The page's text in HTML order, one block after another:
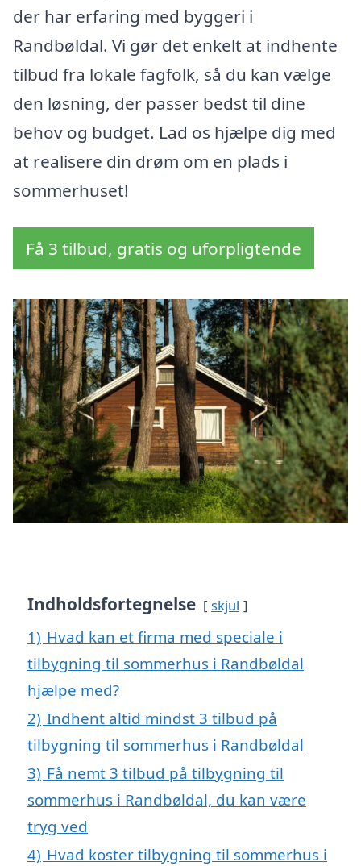
der har erfaring med byggeri i
Randbøldal. Vi gør det enkelt at indhente
tilbud fra lokale fagfolk, så du kan vælge
den løsning, der passer bedst til dine
behov og budget. Lad os hjælpe dig med
at realisere din drøm om en plads i
sommerhuset!
Få 3 tilbud, gratis og uforpligtende
Indholdsfortegnelse skjul
1) Hvad kan et firma med speciale i
tilbygning til sommerhus i Randbøldal
hjælpe med?
2) Indhent altid mindst 3 tilbud på
tilbygning til sommerhus i Randbøldal
3) Få nemt 3 tilbud på tilbygning til
sommerhus i Randbøldal, du kan være
tryg ved
4) Hvad koster tilbygning til sommerhus i